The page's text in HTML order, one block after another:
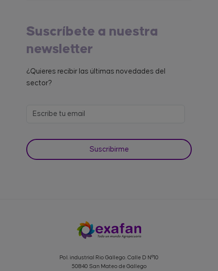
Suscríbete a nuestra
newsletter
¿Quieres recibir las últimas novedades del
sector?
Pol. industrial Rio Gállego. Calle D Nº10
50840 San Mateo de Gállego